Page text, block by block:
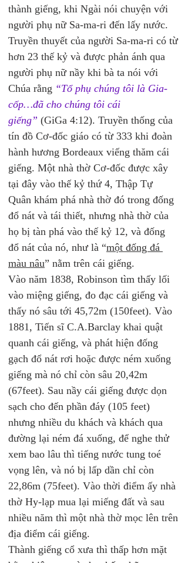
thành giếng, khi Ngài nói chuyện với
người phụ nữ Sa-ma-ri đến lấy nước.
Truyền thuyết của người Sa-ma-ri có từ
hơn 23 thế kỷ và được phản ánh qua
người phụ nữ nầy khi bà ta nói với
Chúa rằng “Tổ phụ chúng tôi là Gia-
cốp…đã cho chúng tôi cái
giếng” (GiGa 4:12). Truyền thống của
tín đồ Cơ-đốc giáo có từ 333 khi đoàn
hành hương Bordeaux viếng thăm cái
giếng. Một nhà thờ Cơ-đốc được xây
tại đây vào thế kỷ thứ 4, Thập Tự
Quân khám phá nhà thờ đó trong đống
đổ nát và tái thiết, nhưng nhà thờ của
họ bị tàn phá vào thế kỷ 12, và đống
đổ nát của nó, như là “một đống đá
màu nâu” nằm trên cái giếng.
Vào năm 1838, Robinson tìm thấy lối
vào miệng giếng, đo đạc cái giếng và
thấy nó sâu tới 45,72m (150feet). Vào
1881, Tiến sĩ C.A.Barclay khai quật
quanh cái giếng, và phát hiện đống
gạch đổ nát rơi hoặc được ném xuống
giếng mà nó chỉ còn sâu 20,42m
(67feet). Sau nầy cái giếng được dọn
sạch cho đến phần đáy (105 feet)
nhưng nhiều du khách và khách qua
đường lại ném đá xuống, để nghe thử
xem bao lâu thì tiếng nước tung toé
vọng lên, và nó bị lấp dần chỉ còn
22,86m (75feet). Vào thời điểm ấy nhà
thờ Hy-lạp mua lại miếng đất và sau
nhiều năm thì một nhà thờ mọc lên trên
địa điểm cái giếng.
Thành giếng cổ xưa thì thấp hơn mặt